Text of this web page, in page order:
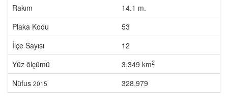
Rakım
14.1 m.
Plaka Kodu
53
İlçe Sayısı
12
Yüz ölçümü
3,349 km2
Nüfus 2015 328,979